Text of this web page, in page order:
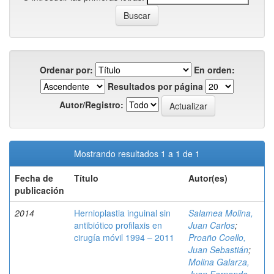
Ordenar por:
En orden:
Resultados por página
Autor/Registro:
Mostrando resultados 1 a 1 de 1
Fecha de
publicación
Título Autor(es)
2014
Hernioplastia inguinal sin
antibiótico profilaxis en
cirugía móvil 1994 – 2011
Salamea Molina,
Juan Carlos;
Proaño Coello,
Juan Sebastián;
Molina Galarza,